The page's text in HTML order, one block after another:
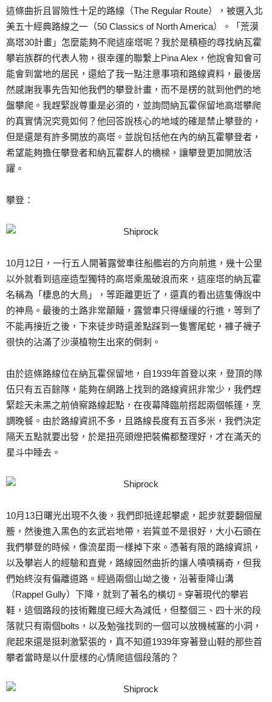
這條曲折且冒險性十足的路線（The Regular Route），被選入北
美五十經典路線之一（50 Classics of North America）。「荒漠
高塔30計畫」怎麼能夠不爬這座塔呢？我於是積極的尋找納瓦霍
攀岩族群的代表人物，很幸運的聯繫上Pina Alex，他說會知會可
能會到當地的居民，還給了我一點注意事項和路線資料，最後居
然感謝我事先告知他我們的攀登計畫，而不是楞的就到他們的地
盤攀爬。我趕緊說尊重是必須的，並詢問納瓦霍保留地高塔攀爬
的真實情況究竟如何？他回答說核心的地域的確是禁止攀登的，
但是還是有許多開放的高塔。並說包括他在內的納瓦霍攀登者，
希望能夠擔任攀登者和納瓦霍群人的橋樑，讓攀登更加開放活
躍。
攀登：
10月12日，一行五人開著露營車往船艦岩的方向前進，幾十公里
以外就看到這座造型獨特的高塔乘風破浪而來，這座塔的納瓦霍
名稱為「棲息的大鳥」，等距離更近了，還真的看出這隻傳說中
的神鳥。最後的土路非常顛簸，露營車只得緩緩的行進，等到了
不能再接近之後，下來徒步時還差點踩到一隻響尾蛇，褲子襪子
很快的沾滿了沙漠植物生出來的倒刺。
由於這條路線位在納瓦霍保留地，自1939年首登以來，登頂的隊
伍只有五百餘隊，能夠在網路上找到的路線資訊非常少，我們趕
緊趁天未黑之前偵察路線起點，在夜幕降臨前搭起兩個帳篷，烹
調晚餐。由於路線資訊不多，且路線長度有五百多米，我們決定
隔天五點就要出發，於是扭亮頭燈把裝備都整理好，才在滿天的
星斗中睡去。
10月13日曙光出現不久後，我們即抵達起攀處，起步就要翻個屋
簷，然後進入黑色的玄武岩地帶，岩質並不是很好，大小石頭在
我們攀登的時候，像流星雨一樣掉下來。憑著有限的路線資訊，
以及攀岩人的經驗和直覺，路線固然曲折的讓人嘖嘖稱奇，但我
們始終沒有偏離道路。經過兩個山坳之後，沿著垂降山溝
（Rappel Gully）下降，就到了著名的橫切。穿著現代的攀岩
鞋，這個路段的技術難度已經大為減低，但整個三、四十米的段
落就只有兩個bolts，以及勉強找到的一個可以放機械塞的小洞，
爬起來還是挺刺激緊張的，真不知道1939年穿著登山鞋的那些首
攀者當時是以什麼樣的心情爬這個段落的？